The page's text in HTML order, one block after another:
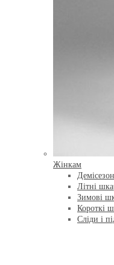
Жінкам
Літні
Зимові
Короткі
Сліди і